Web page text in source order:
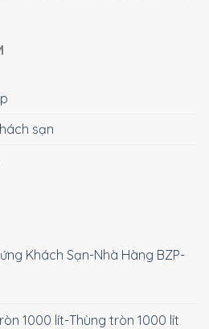
sạn
Khách Sạn-Nhà Hàng BZP-
1000 lít-Thùng tròn 1000 lít